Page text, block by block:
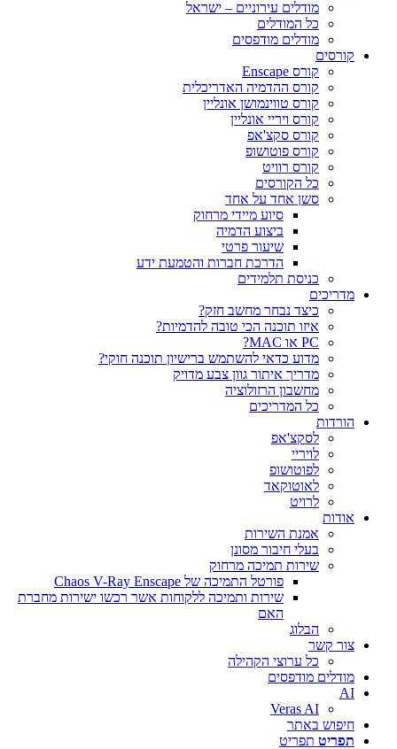
מודלים עירוניים – ישראל
כל המודלים
מודלים מודפסים
קורסים
קורס Enscape
קורס ההדמיה האדריכלית
קורס טווינמושן אונליין
קורס ויריי אונליין
קורס סקצ'אפ
קורס פוטושופ
קורס רוויט
כל הקורסים
סשן אחד על אחד
סיוע מיידי מרחוק
ביצוע הדמיה
שיעור פרטי
הדרכת חברות והטמעת ידע
כניסת תלמידים
מדריכים
כיצד נבחר מחשב חזק?
איזו תוכנה הכי טובה להדמיות?‎‎
PC או MAC?
מדוע כדאי להשתמש ברישיון תוכנה חוקי?
מדריך איתור גוון צבע מדויק
מחשבון הרזולוציה
כל המדריכים
הורדות
לסקצ'אפ
לויריי
לפוטושופ
לאוטוקאד
לרויט
אודות
אמנת השירות
בעלי חיבור מסונן
שירות תמיכה מרחוק
פורטל התמיכה של Chaos V-Ray Enscape
שירות ותמיכה ללקוחות אשר רכשו ישירות מחברת
האם
הבלוג
צור קשר
כל ערוצי הקהילה
מודלים מודפסים
AI
Veras AI
חיפוש באתר
תפריט תפריט